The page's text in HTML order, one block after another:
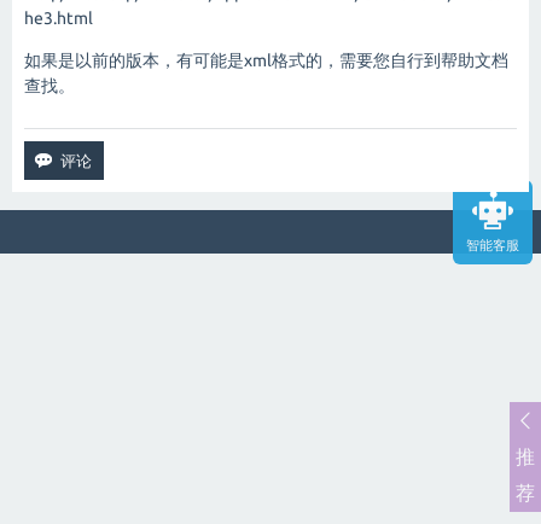
智能客服
he3.html
如果是以前的版本，有可能是xml格式的，需要您自行到帮助文档
查找。